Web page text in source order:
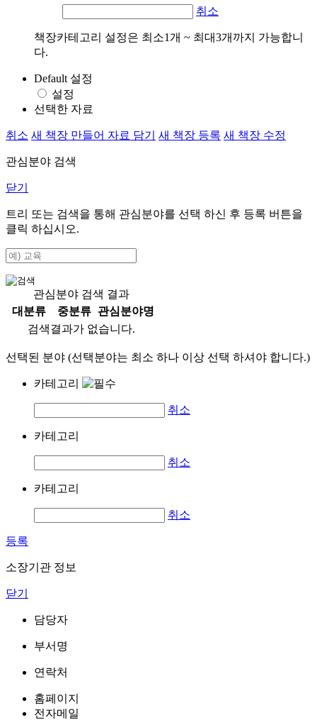
취소
책장카테고리 설정은 최소1개 ~ 최대3개까지 가능합니
다.
Default 설정
설정
선택한 자료
취소 새 책장 만들어 자료 담기 새 책장 등록 새 책장 수정
관심분야 검색
닫기
트리 또는 검색을 통해 관심분야를 선택 하신 후 등록 버튼을
클릭 하십시오.
관심분야 검색 결과
대분류
중분류
관심분야명
검색결과가 없습니다.
선택된 분야 (선택분야는 최소 하나 이상 선택 하셔야 합니다.)
카테고리
취소
카테고리
취소
카테고리
취소
등록
소장기관 정보
닫기
담당자
부서명
연락처
홈페이지
전자메일